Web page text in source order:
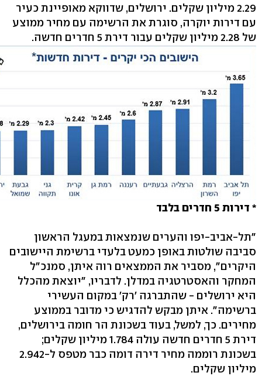
2.29 מיליון שקלים. ירושלים, שדווקא מאופיינת כעיר
עם דירות יוקרה, סוגרת את הרשימה עם מחיר ממוצע
של 2.28 מיליון שקלים עבור דירת 5 חדרים חדשה.
* דירות 5 חדרים בלבד
"תל-אביב-יפו והערים שנמצאות במעגל הראשון
סביבה שולטות באופן כמעט בלעדי ברשימת היישובים
היקרים", מסביר את הממצאים רוה איתן, סמנכ"ל
המחקר והאסטרטגיה במדלן. לדבריו, "יוצאת מהכלל
היא ירושלים - שהתברגה 'רק' במקום העשירי
ברשימה". איתן מבקש להדגיש כי מדובר בממוצע
מחירים. כך, למשל, בעוד בשכונת הר חומה בירושלים,
דירת 5 חדרים חדשה עולה 1.784 מיליון שקלים;
בשכונת רוממה מחיר דירה דומה כבר מטפס ל-2.942
מיליון שקלים.